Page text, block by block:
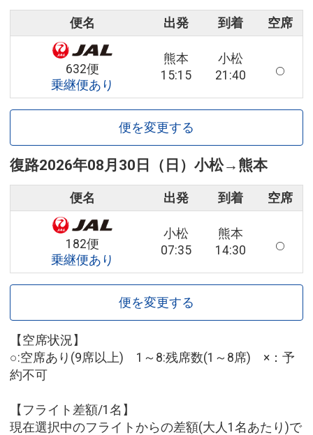
便名 出発 到着 空席
632便
乗継便あり
熊本
15:15
小松
21:40
便を変更する
復路2026年08月30日（日） 小松→ 熊本
便名 出発 到着 空席
182便
乗継便あり
小松
07:35
熊本
14:30
便を変更する
【空席状況】
○:空席あり(9席以上) 1～8:残席数(1～8席) ×：予
約不可
【フライト差額/1名】
現在選択中のフライトからの差額(大人1名あたり)で